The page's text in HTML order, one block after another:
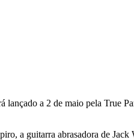
lançado a 2 de maio pela True
a guitarra abrasadora de Jack